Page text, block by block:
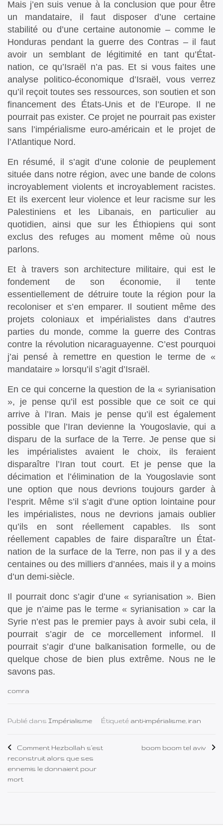
Mais j’en suis venue à la conclusion que pour être
un mandataire, il faut disposer d’une certaine
stabilité ou d’une certaine autonomie – comme le
Honduras pendant la guerre des Contras – il faut
avoir un semblant de légitimité en tant qu’État-
nation, ce qu’Israël n’a pas. Et si vous faites une
analyse politico-économique d’Israël, vous verrez
qu’il reçoit toutes ses ressources, son soutien et son
financement des États-Unis et de l’Europe. Il ne
pourrait pas exister. Ce projet ne pourrait pas exister
sans l’impérialisme euro-américain et le projet de
l’Atlantique Nord.
En résumé, il s’agit d’une colonie de peuplement
située dans notre région, avec une bande de colons
incroyablement violents et incroyablement racistes.
Et ils exercent leur violence et leur racisme sur les
Palestiniens et les Libanais, en particulier au
quotidien, ainsi que sur les Éthiopiens qui sont
exclus des refuges au moment même où nous
parlons.
Et à travers son architecture militaire, qui est le
fondement de son économie, il tente
essentiellement de détruire toute la région pour la
recoloniser et s’en emparer. Il soutient même des
projets coloniaux et impérialistes dans d’autres
parties du monde, comme la guerre des Contras
contre la révolution nicaraguayenne. C’est pourquoi
j’ai pensé à remettre en question le terme de «
mandataire » lorsqu’il s’agit d’Israël.
En ce qui concerne la question de la « syrianisation
», je pense qu’il est possible que ce soit ce qui
arrive à l’Iran. Mais je pense qu’il est également
possible que l’Iran devienne la Yougoslavie, qui a
disparu de la surface de la Terre. Je pense que si
les impérialistes avaient le choix, ils feraient
disparaître l’Iran tout court. Et je pense que la
décimation et l’élimination de la Yougoslavie sont
une option que nous devrions toujours garder à
l’esprit. Même s’il s’agit d’une option lointaine pour
les impérialistes, nous ne devrions jamais oublier
qu’ils en sont réellement capables. Ils sont
réellement capables de faire disparaître un État-
nation de la surface de la Terre, non pas il y a des
centaines ou des milliers d’années, mais il y a moins
d’un demi-siècle.
Il pourrait donc s’agir d’une « syrianisation ». Bien
que je n’aime pas le terme « syrianisation » car la
Syrie n’est pas le premier pays à avoir subi cela, il
pourrait s’agir de ce morcellement informel. Il
pourrait s’agir d’une balkanisation formelle, ou de
quelque chose de bien plus extrême. Nous ne le
savons pas.
comra
Publié dans Impérialisme Étiqueté anti-impérialisme iran
Navigation
de
l’article
Comment Hezbollah s’est
reconstruit alors que ses
ennemis le donnaient pour
mort
boom boom tel aviv